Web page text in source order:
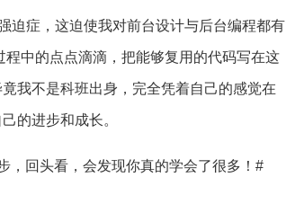
迫症，这迫使我对前台设计与后台编程都有
中的点点滴滴，把能够复用的代码写在这
我不是科班出身，完全凭着自己的感觉在
的进步和成长。
，回头看，会发现你真的学会了很多！#